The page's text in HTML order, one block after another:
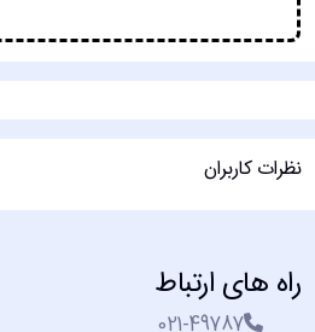
نظرات کاربران
راه های ارتباط
021-49787